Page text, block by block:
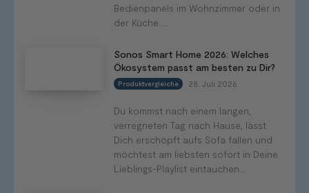
Bedienpanels im Wohnzimmer oder in
der Küche....
Sonos Smart Home 2026: Welches
Ökosystem passt am besten zu Dir?
Produktvergleiche 28. Juli 2026
Du kommst nach einem langen,
verregneten Tag nach Hause, lässt
Dich erschöpft aufs Sofa fallen und
möchtest am liebsten sofort in Deine
Lieblings-Playlist eintauchen...